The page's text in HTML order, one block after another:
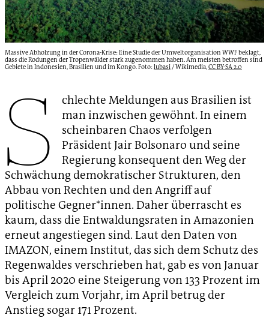
Massive Abholzung in der Corona-Krise: Eine Studie der Umweltorganisation WWF beklagt,
dass die Rodungen der Tropenwälder stark zugenommen haben. Am meisten betroffen sind
Gebiete in Indonesien, Brasilien und im Kongo. Foto:lubasi/ Wikimedia,CC BY-SA 2.0
S
chlechte Meldungen aus Brasilien ist
man inzwischen gewöhnt. In einem
scheinbaren Chaos verfolgen
Präsident Jair Bolsonaro und seine
Regierung konsequent den Weg der
Schwächung demokratischer Strukturen, den
Abbau von Rechten und den Angriff auf
politische Gegner*innen. Daher überrascht es
kaum, dass die Entwaldungsraten in Amazonien
erneut angestiegen sind. Laut den Daten von
IMAZON, einem Institut, das sich dem Schutz des
Regenwaldes verschrieben hat, gab es von Januar
bis April 2020 eine Steigerung von 133 Prozent im
Vergleich zum Vorjahr, im April betrug der
Anstieg sogar 171 Prozent.